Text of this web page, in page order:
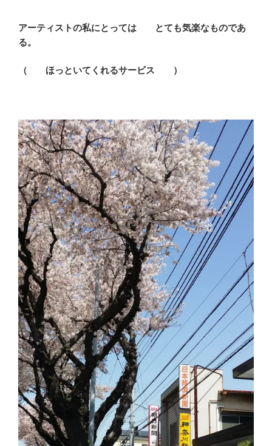
アーティストの私にとっては とても気楽なものであ
る。
（ ほっといてくれるサービス ）